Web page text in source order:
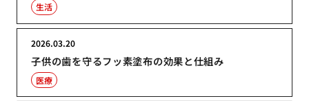
生活
子供の歯を守るフッ素塗布の効果と仕組み
2026.03.20
医療